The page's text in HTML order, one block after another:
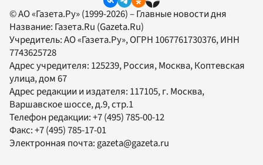
© АО «Газета.Ру» (1999-2026) – Главные новости дня
Название: Газета.Ru (Gazeta.Ru)
Учредитель:АО «Газета.Ру», ОГРН 1067761730376, ИНН
7743625728
Адрес учредителя: 125239, Россия, Москва, Коптевская
улица, дом 67
Адрес редакции и издателя: 117105, г. Москва,
Варшавское шоссе, д.9, стр.1
Телефон редакции:+7 (495) 785-00-12
Факс:+7 (495) 785-17-01
Электронная почта: gazeta@gazeta.ru